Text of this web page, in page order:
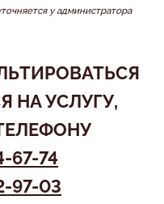
у администратора
НА УСЛУГУ,
67-74
97-03